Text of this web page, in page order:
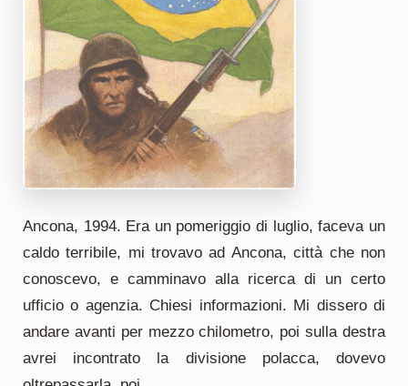
Ancona, 1994. Era un pomeriggio di luglio, faceva un
caldo terribile, mi trovavo ad Ancona, città che non
conoscevo, e camminavo alla ricerca di un certo
ufficio o agenzia. Chiesi informazioni. Mi dissero di
andare avanti per mezzo chilometro, poi sulla destra
avrei incontrato la divisione polacca, dovevo